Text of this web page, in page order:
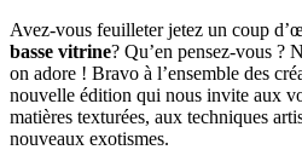
Avez-vous feuilleter jetez un coup
basse vitrine? Qu’en pensez-vous ?
on adore ! Bravo à l’ensemble des
nouvelle édition qui nous invite aux
matières texturées, aux techniques
nouveaux exotismes.